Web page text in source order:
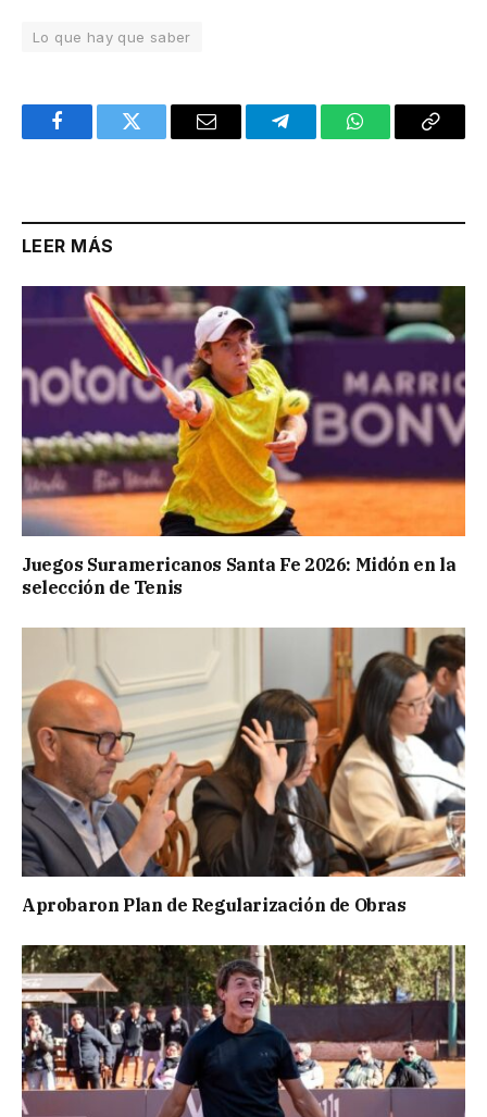
Lo que hay que saber
FacebookTwitter Email TelegramWhatsAppCopy
LEER MÁS
Juegos Suramericanos Santa Fe 2026: Midón en la
selección de Tenis
Aprobaron Plan de Regularización de Obras